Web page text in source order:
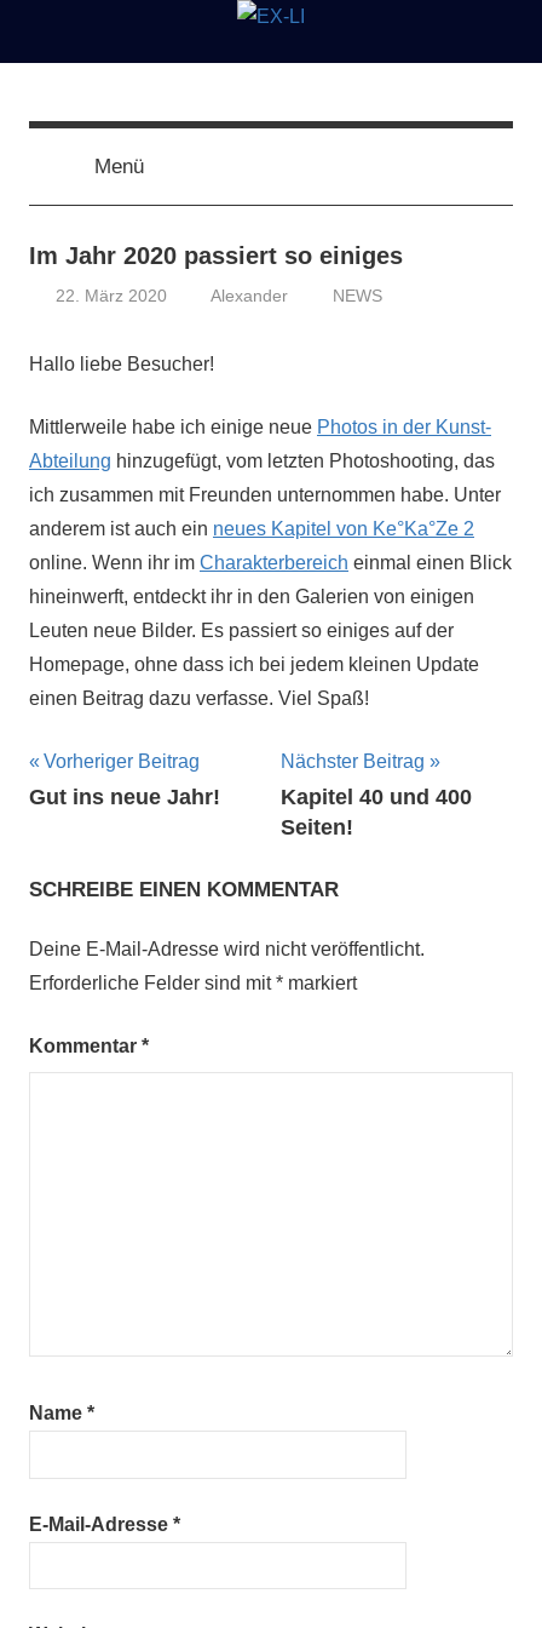
EX-
Kohl
Menü
Im Jahr 2020 passiert so einiges
22. März 2020 Alexander NEWS
Hallo liebe Besucher!
Mittlerweile habe ich einige neue Photos in der Kunst-
Abteilung hinzugefügt, vom letzten Photoshooting, das
ich zusammen mit Freunden unternommen habe. Unter
anderem ist auch ein neues Kapitel von Ke°Ka°Ze 2
online. Wenn ihr im Charakterbereich einmal einen Blick
hineinwerft, entdeckt ihr in den Galerien von einigen
Leuten neue Bilder. Es passiert so einiges auf der
Homepage, ohne dass ich bei jedem kleinen Update
einen Beitrag dazu verfasse. Viel Spaß!
Beitragsnavigation
Vorheriger Beitrag
Gut ins neue Jahr!
Nächster Beitrag
Kapitel 40 und 400
Seiten!
SCHREIBE EINEN KOMMENTAR
Deine E-Mail-Adresse wird nicht veröffentlicht.
Erforderliche Felder sind mit* markiert
Kommentar *
Name *
E-Mail-Adresse *